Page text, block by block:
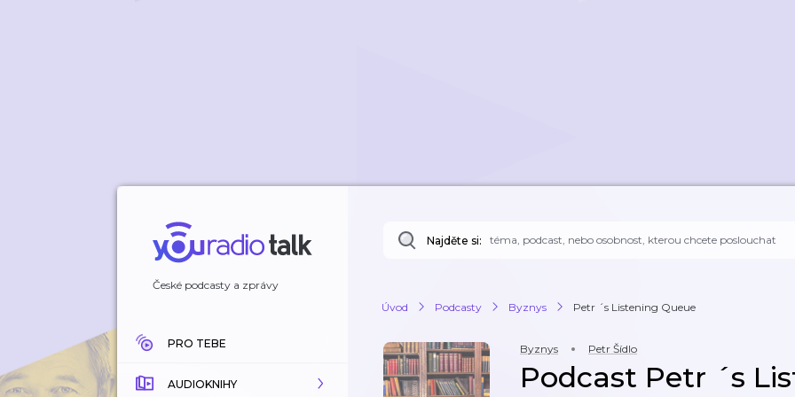
České podcasty a zprávy
PRO TEBE
AUDIOKNIHY
Najděte si:
Úvod Podcasty Byznys Petr ´s Listening Queue
Byznys Petr Šídlo
Podcast Petr ´s